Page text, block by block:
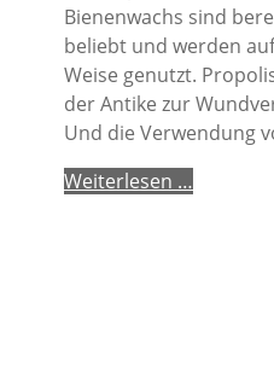
Bienenwachs sind
beliebt und werden
Weise genutzt.
der Antike zur
Und die Verwendung
Weiterlesen …